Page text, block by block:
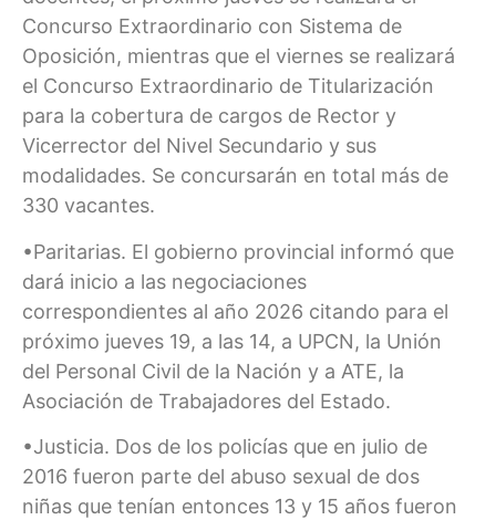
Concurso Extraordinario con Sistema de
Oposición, mientras que el viernes se realizará
el Concurso Extraordinario de Titularización
para la cobertura de cargos de Rector y
Vicerrector del Nivel Secundario y sus
modalidades. Se concursarán en total más de
330 vacantes.
•Paritarias. El gobierno provincial informó que
dará inicio a las negociaciones
correspondientes al año 2026 citando para el
próximo jueves 19, a las 14, a UPCN, la Unión
del Personal Civil de la Nación y a ATE, la
Asociación de Trabajadores del Estado.
•Justicia. Dos de los policías que en julio de
2016 fueron parte del abuso sexual de dos
niñas que tenían entonces 13 y 15 años fueron